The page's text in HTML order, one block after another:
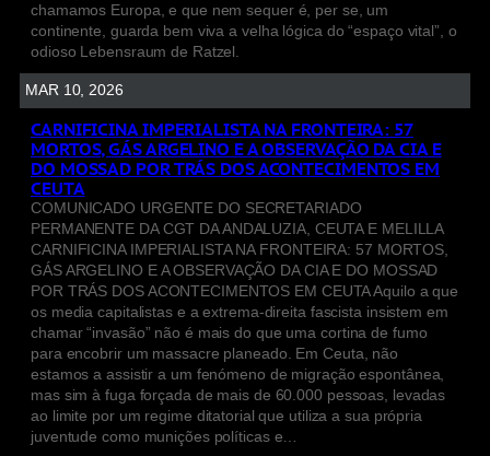
chamamos Europa, e que nem sequer é, per se, um
continente, guarda bem viva a velha lógica do “espaço vital”, o
odioso Lebensraum de Ratzel.
MAR 10, 2026
CARNIFICINA IMPERIALISTA NA FRONTEIRA: 57
MORTOS, GÁS ARGELINO E A OBSERVAÇÃO DA CIA E
DO MOSSAD POR TRÁS DOS ACONTECIMENTOS EM
CEUTA
COMUNICADO URGENTE DO SECRETARIADO
PERMANENTE DA CGT DA ANDALUZIA, CEUTA E MELILLA
CARNIFICINA IMPERIALISTA NA FRONTEIRA: 57 MORTOS,
GÁS ARGELINO E A OBSERVAÇÃO DA CIA E DO MOSSAD
POR TRÁS DOS ACONTECIMENTOS EM CEUTA Aquilo a que
os media capitalistas e a extrema-direita fascista insistem em
chamar “invasão” não é mais do que uma cortina de fumo
para encobrir um massacre planeado. Em Ceuta, não
estamos a assistir a um fenómeno de migração espontânea,
mas sim à fuga forçada de mais de 60.000 pessoas, levadas
ao limite por um regime ditatorial que utiliza a sua própria
juventude como munições políticas e…